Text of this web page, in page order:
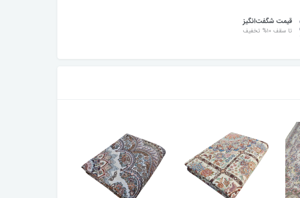
قیمت شگفت‌انگیز
تا سقف ۱۰% تخفیف